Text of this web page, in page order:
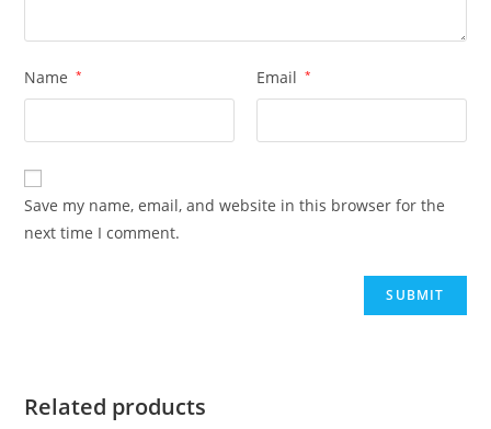
Name * Email *
Save my name, email, and website in this browser for the
next time I comment.
Related products